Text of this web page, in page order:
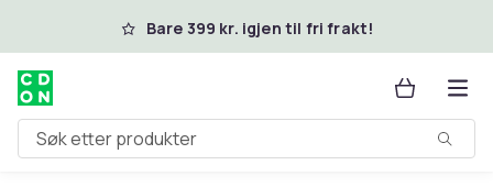
Hopp til hovedinnholdBare 399 kr. igjen til fri frakt!
Søk etter produkter